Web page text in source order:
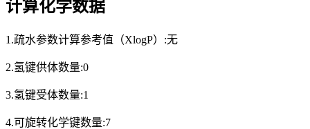
计算化学数据
1.疏水参数计算参考值（XlogP）:无
2.氢键供体数量:0
3.氢键受体数量:1
4.可旋转化学键数量:7